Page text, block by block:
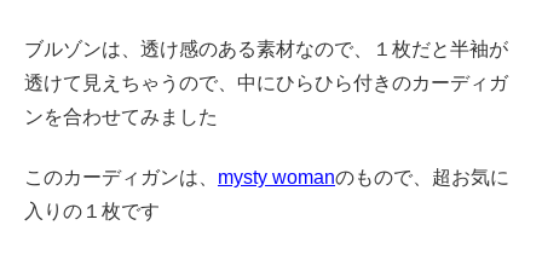
ブルゾンは、透け感のある素材なので、１枚だと半袖が
透けて見えちゃうので、中にひらひら付きのカーディガ
ンを合わせてみました
このカーディガンは、 mysty womanのもので、超お気に
入りの１枚です